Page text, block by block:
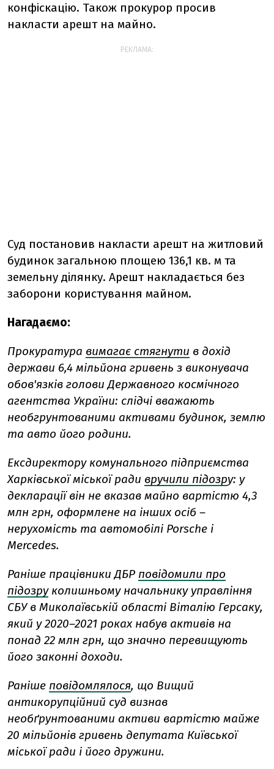
конфіскацію. Також прокурор просив
накласти арешт на майно.
РЕКЛАМА:
Суд постановив накласти арешт на житловий
будинок загальною площею 136,1 кв. м та
земельну ділянку. Арешт накладається без
заборони користування майном.
Нагадаємо:
Прокуратура вимагає стягнути в дохід
держави 6,4 мільйона гривень з виконувача
обов'язків голови Державного космічного
агентства України: слідчі вважають
необгрунтованими активами будинок, землю
та авто його родини.
Ексдиректору комунального підприємства
Харківської міської ради вручили підозру: у
декларації він не вказав майно вартістю 4,3
млн грн, оформлене на інших осіб –
нерухомість та автомобілі Porsche і
Mercedes.
Раніше працівники ДБР повідомили про
підозру колишньому начальнику управління
СБУ в Миколаївській області Віталію Герсаку,
який у 2020–2021 роках набув активів на
понад 22 млн грн, що значно перевищують
його законні доходи.
Раніше повідомлялося, що Вищий
антикорупційний суд визнав
необґрунтованими активи вартістю майже
20 мільйонів гривень депутата Київської
міської ради і його дружини.